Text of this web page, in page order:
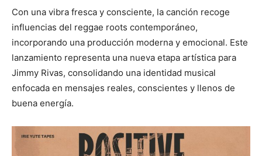
Con una vibra fresca y consciente, la canción recoge
influencias del reggae roots contemporáneo,
incorporando una producción moderna y emocional. Este
lanzamiento representa una nueva etapa artística para
Jimmy Rivas, consolidando una identidad musical
enfocada en mensajes reales, conscientes y llenos de
buena energía.